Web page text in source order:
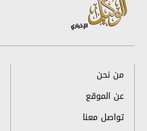
من نحن
عن الموقع
تواصل معنا